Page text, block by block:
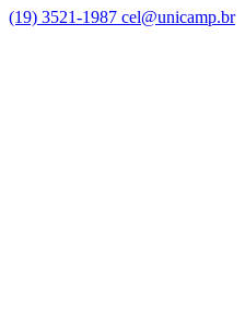
(19) 3521-1987 cel@unicamp.br